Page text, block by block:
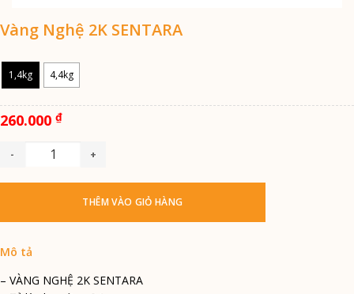
Vàng Nghệ 2K SENTARA
– VÀNG NGHỆ 2K SENTARA
1,4kg 4,4kg
260.000 ₫
Vàng Nghệ 2K SENTARA quantity
THÊM VÀO GIỎ HÀNG